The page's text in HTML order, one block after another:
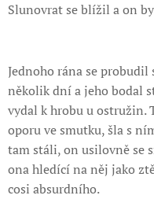
Slunovrat se blížil a on
Jednoho rána se
několik dní a jeho bodal
vydal k hrobu u ostružin.
oporu ve smutku, šla s
tam stáli, on usilovně se
ona hledící na něj jako
cosi absurdního.